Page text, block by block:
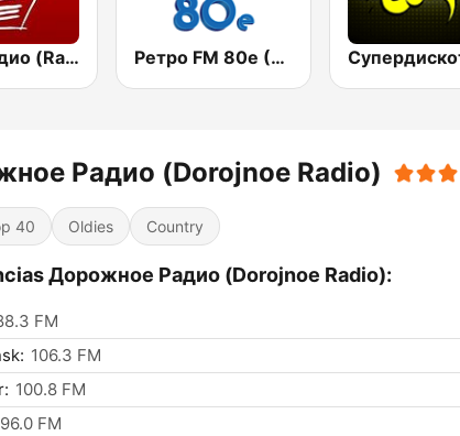
Наше Радио (Radio Nashe) Ретро FM 80e (Retro FM)
Радио (Dorojnoe Radio)
40 Oldies Country
Дорожное Радио (Dorojnoe Radio):
FM
106.3 FM
100.8 FM
96.0 FM